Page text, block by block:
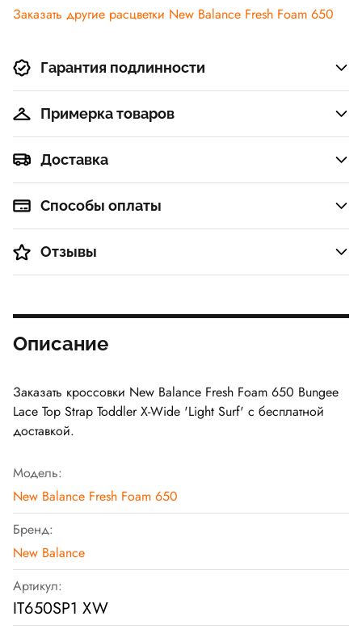
Заказать другие расцветки New Balance Fresh Foam 650
Гарантия подлинности
Примерка товаров
Доставка
Способы оплаты
Отзывы
Описание
Заказать кроссовки New Balance Fresh Foam 650 Bungee
Lace Top Strap Toddler X-Wide 'Light Surf' с бесплатной
доставкой.
Модель:
New Balance Fresh Foam 650
Бренд:
New Balance
Артикул:
IT650SP1 XW